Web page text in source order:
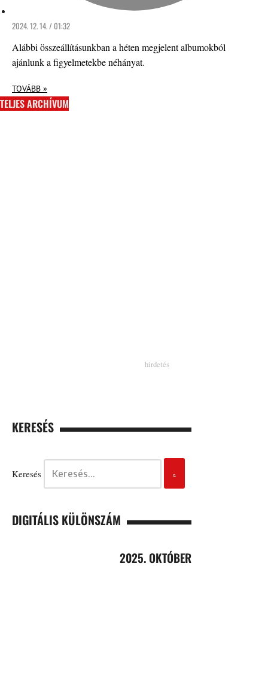
2024. 12. 14. / 01:32
Alábbi összeállításunkban a héten megjelent albumokból
ajánlunk a figyelmetekbe néhányat.
TOVÁBB »
TELJES ARCHÍVUM
KERESÉS
Keresés
DIGITÁLIS KÜLÖNSZÁM
2025. OKTÓBER